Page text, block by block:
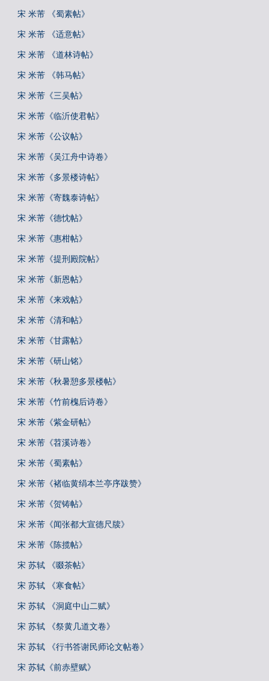
宋 米芾 《蜀素帖》
宋 米芾 《适意帖》
宋 米芾 《道林诗帖》
宋 米芾 《韩马帖》
宋 米芾《三吴帖》
宋 米芾《临沂使君帖》
宋 米芾《公议帖》
宋 米芾《吴江舟中诗卷》
宋 米芾《多景楼诗帖》
宋 米芾《寄魏泰诗帖》
宋 米芾《德忱帖》
宋 米芾《惠柑帖》
宋 米芾《提刑殿院帖》
宋 米芾《新恩帖》
宋 米芾《来戏帖》
宋 米芾《清和帖》
宋 米芾《甘露帖》
宋 米芾《研山铭》
宋 米芾《秋暑憩多景楼帖》
宋 米芾《竹前槐后诗卷》
宋 米芾《紫金研帖》
宋 米芾《苕溪诗卷》
宋 米芾《蜀素帖》
宋 米芾《褚临黄绢本兰亭序跋赞》
宋 米芾《贺铸帖》
宋 米芾《闻张都大宣德尺牍》
宋 米芾《陈揽帖》
宋 苏轼 《啜茶帖》
宋 苏轼 《寒食帖》
宋 苏轼 《洞庭中山二赋》
宋 苏轼 《祭黄几道文卷》
宋 苏轼 《行书答谢民师论文帖卷》
宋 苏轼《前赤壁赋》